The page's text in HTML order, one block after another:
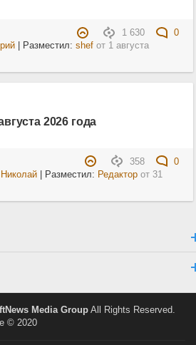
1 630
0
| Разместил: shefот 1 августа
2026 года
358
0
| Разместил: Редакторот 31
Media Group All Rights Reserved.
© 2020